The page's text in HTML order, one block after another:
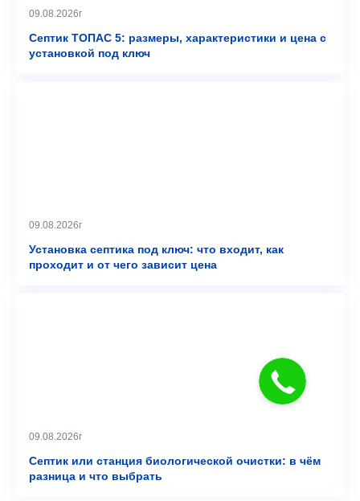
09.08.2026г
Септик ТОПАС 5: размеры, характеристики и цена с
установкой под ключ
09.08.2026г
Установка септика под ключ: что входит, как
проходит и от чего зависит цена
09.08.2026г
Септик или станция биологической очистки: в чём
разница и что выбрать